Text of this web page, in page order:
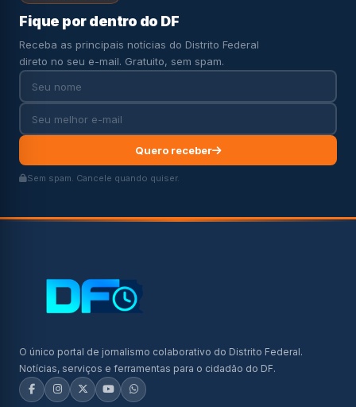
Fique por dentro do DF
Receba as principais notícias do Distrito Federal
direto no seu e-mail. Gratuito, sem spam.
Quero receber
Sem spam. Cancele quando quiser.
O único portal de jornalismo colaborativo do Distrito Federal.
Notícias, serviços e ferramentas para o cidadão do DF.